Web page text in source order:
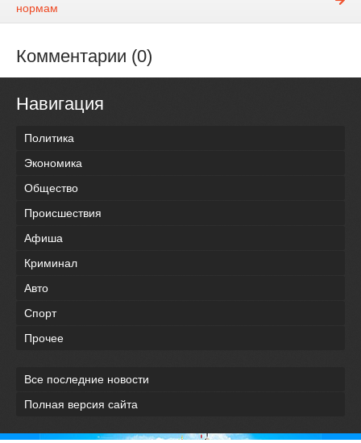
нормам
Комментарии (0)
Навигация
Политика
Экономика
Общество
Происшествия
Афиша
Криминал
Авто
Спорт
Прочее
Все последние новости
Полная версия сайта